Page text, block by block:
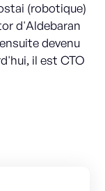
(robotique)
d'Aldebaran
devenu
il est CTO